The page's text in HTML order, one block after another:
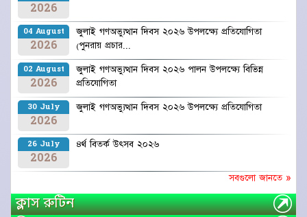
2026
04 August
2026
জুলাই গণঅভ্যুত্থান দিবস ২০২৬ উপলক্ষ্যে প্রতিযোগিতা
(পুনরায় প্রচার...
02 August
2026
জুলাই গণঅভ্যুত্থান দিবস ২০২৬ পালন উপলক্ষ্যে বিভিন্ন
প্রতিযোগিতা
30 July
2026
জুলাই গণঅভ্যুত্থান দিবস ২০২৬ উপলক্ষ্যে প্রতিযোগিতা
26 July
2026
৪র্থ বিতর্ক উৎসব ২০২৬
সবগুলো জানতে »
ক্লাস রুটিন